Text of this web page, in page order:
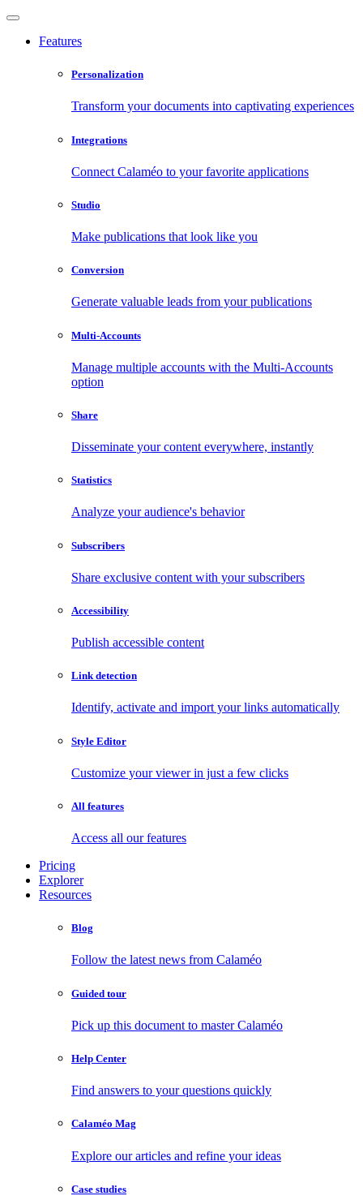
Features
Personalization
Transform your documents into captivating experiences
Integrations
Connect Calaméo to your favorite applications
Studio
Make publications that look like you
Conversion
Generate valuable leads from your publications
Multi-Accounts
Manage multiple accounts with the Multi-Accounts
option
Share
Disseminate your content everywhere, instantly
Statistics
Analyze your audience's behavior
Subscribers
Share exclusive content with your subscribers
Accessibility
Publish accessible content
Link detection
Identify, activate and import your links automatically
Style Editor
Customize your viewer in just a few clicks
All features
Access all our features
Pricing
Explorer
Resources
Blog
Follow the latest news from Calaméo
Guided tour
Pick up this document to master Calaméo
Help Center
Find answers to your questions quickly
Calaméo Mag
Explore our articles and refine your ideas
Case studies